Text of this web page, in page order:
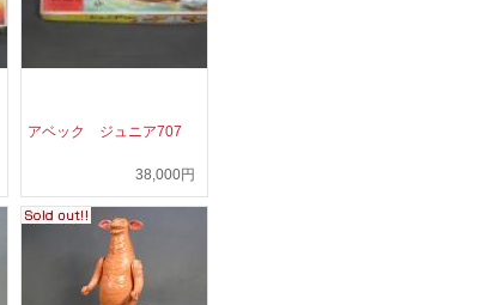
アベック ジュニア707
38,000円